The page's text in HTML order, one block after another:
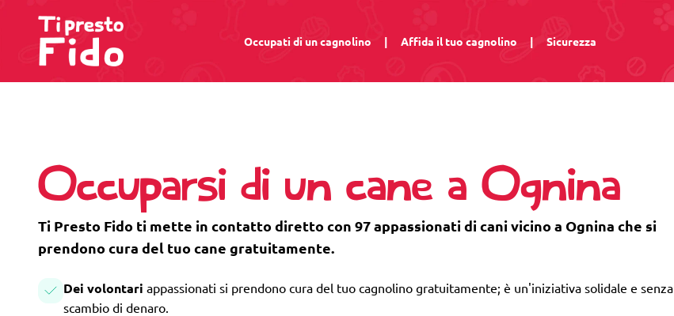
Occupati di un cagnolino | Affida il tuo cagnolino | Sicurezza
Occuparsi di un cane a Ognina
Ti Presto Fido ti mette in contatto diretto con 97 appassionati di cani vicino a Ognina che si
prendono cura del tuo cane gratuitamente.
Dei volontari appassionati si prendono cura del tuo cagnolino gratuitamente; è un'iniziativa solidale e senza
scambio di denaro.